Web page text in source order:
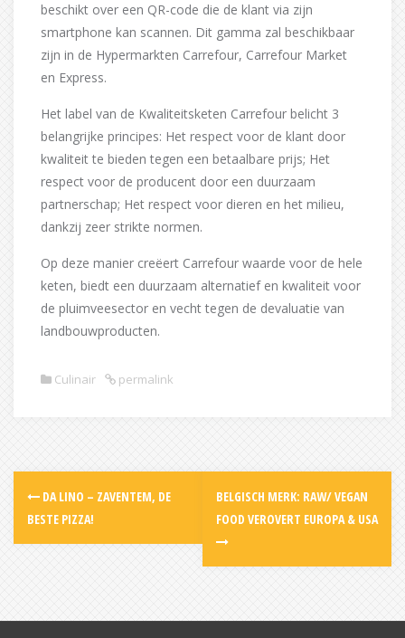
beschikt over een QR-code die de klant via zijn
smartphone kan scannen. Dit gamma zal beschikbaar
zijn in de Hypermarkten Carrefour, Carrefour Market
en Express.
Het label van de Kwaliteitsketen Carrefour belicht 3
belangrijke principes: Het respect voor de klant door
kwaliteit te bieden tegen een betaalbare prijs; Het
respect voor de producent door een duurzaam
partnerschap; Het respect voor dieren en het milieu,
dankzij zeer strikte normen.
Op deze manier creëert Carrefour waarde voor de hele
keten, biedt een duurzaam alternatief en kwaliteit voor
de pluimveesector en vecht tegen de devaluatie van
landbouwproducten.
Culinair permalink
Post
navigation
DA LINO – ZAVENTEM, DE
BESTE PIZZA!
BELGISCH MERK: RAW/ VEGAN
FOOD VEROVERT EUROPA & USA